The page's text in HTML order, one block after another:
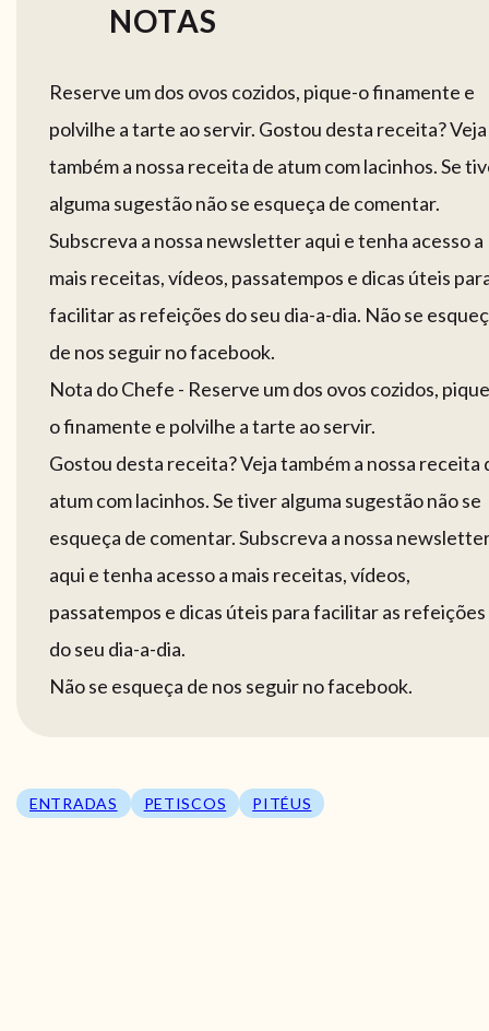
NOTAS
Reserve um dos ovos cozidos, pique-o finamente e
polvilhe a tarte ao servir. Gostou desta receita? Veja
também a nossa receita de atum com lacinhos. Se
alguma sugestão não se esqueça de comentar.
Subscreva a nossa newsletter aqui e tenha acesso a
mais receitas, vídeos, passatempos e dicas úteis
facilitar as refeições do seu dia-a-dia. Não se
de nos seguir no facebook.
Nota do Chefe - Reserve um dos ovos cozidos,
o finamente e polvilhe a tarte ao servir.
Gostou desta receita? Veja também a nossa receita
atum com lacinhos. Se tiver alguma sugestão não se
esqueça de comentar. Subscreva a nossa
aqui e tenha acesso a mais receitas, vídeos,
passatempos e dicas úteis para facilitar as refeições
do seu dia-a-dia.
Não se esqueça de nos seguir no facebook.
ENTRADAS PETISCOS PITÉUS